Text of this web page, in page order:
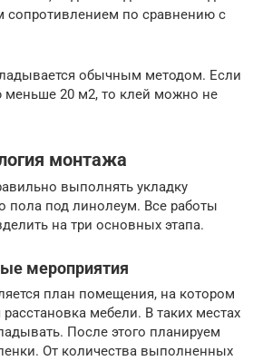
по сравнению с
обычным методом. Если
20 м2, то клей можно не
монтажа
выполнять укладку
пола под линолеум. Все работы
на три основных этапа.
мероприятия
план помещения, на котором
расстановка мебели. В таких местах
После этого планируем
От количества выполненных